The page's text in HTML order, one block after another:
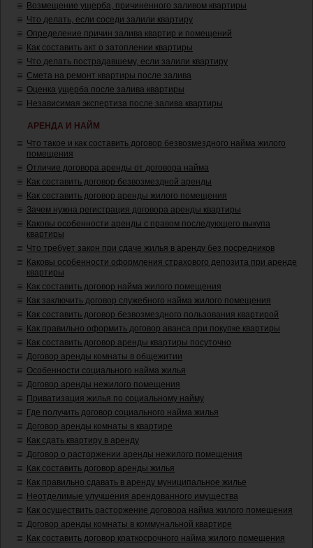
Возмещение ущерба, причиненного заливом квартиры
Что делать, если соседи залили квартиру
Определение причин залива квартир и помещений
Как составить акт о затоплении квартиры
Что делать пострадавшему, если залили квартиру
Смета на ремонт квартиры после залива
Оценка ущерба после залива квартиры
Независимая экспертиза после залива квартиры
АРЕНДА И НАЙМ
Что такое и как составить договор безвозмездного найма жилого
помещения
Отличие договора аренды от договора найма
Как составить договор безвозмездной аренды
Как составить договор аренды жилого помещения
Зачем нужна регистрация договора аренды квартиры
Каковы особенности аренды с правом последующего выкупа
квартиры
Что требует закон при сдаче жилья в аренду без посредников
Каковы особенности оформления страхового депозита при аренде
квартиры
Как составить договор найма жилого помещения
Как заключить договор служебного найма жилого помещения
Как составить договор безвозмездного пользования квартирой
Как правильно оформить договор аванса при покупке квартиры
Как составить договор аренды квартиры посуточно
Договор аренды комнаты в общежитии
Особенности социального найма жилья
Договор аренды нежилого помещения
Приватизация жилья по социальному найму
Где получить договор социального найма жилья
Договор аренды комнаты в квартире
Как сдать квартиру в аренду
Договор о расторжении аренды нежилого помещения
Как составить договор аренды жилья
Как правильно сдавать в аренду муниципальное жилье
Неотделимые улучшения арендованного имущества
Как осуществить расторжение договора найма жилого помещения
Договор аренды комнаты в коммунальной квартире
Как составить договор краткосрочного найма жилого помещения